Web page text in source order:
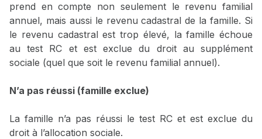
prend en compte non seulement le revenu familial
annuel, mais aussi le revenu cadastral de la famille. Si
le revenu cadastral est trop élevé, la famille échoue
au test RC et est exclue du droit au supplément
sociale (quel que soit le revenu familial annuel).
N’a pas réussi (famille exclue)
La famille n’a pas réussi le test RC et est exclue du
droit à l’allocation sociale.